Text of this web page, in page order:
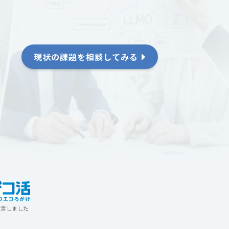
現状の課題を相談してみる
しました